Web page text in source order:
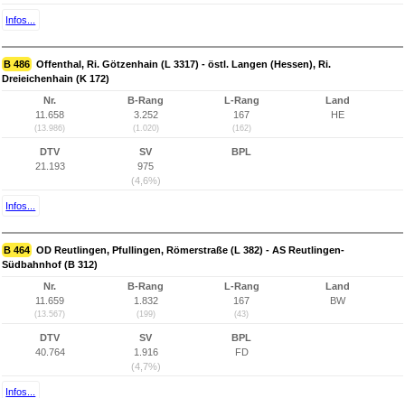
Infos...
B 486 Offenthal, Ri. Götzenhain (L 3317) - östl. Langen (Hessen), Ri.
Dreieichenhain (K 172)
Nr.
11.658
(13.986)
B-Rang
3.252
(1.020)
L-Rang
167
(162)
Land
HE
DTV
21.193
SV
975
(4,6%)
BPL
Infos...
B 464 OD Reutlingen, Pfullingen, Römerstraße (L 382) - AS Reutlingen-
Südbahnhof (B 312)
Nr.
11.659
(13.567)
B-Rang
1.832
(199)
L-Rang
167
(43)
Land
BW
DTV
40.764
SV
1.916
(4,7%)
BPL
FD
Infos...